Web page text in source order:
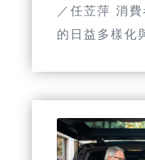
／任苙萍 消
的日益多樣化